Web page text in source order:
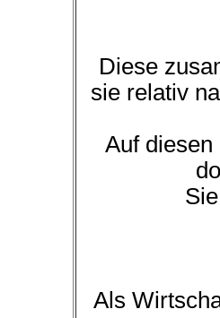
Diese
sie relativ
Auf
Als